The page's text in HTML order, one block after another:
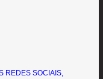
REDES SOCIAIS,